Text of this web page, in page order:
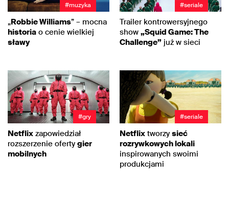
#muzyka
„Robbie Williams” – mocna
historia o cenie wielkiej
sławy
#seriale
Trailer kontrowersyjnego
show „Squid Game: The
Challenge” już w sieci
#gry
Netflix zapowiedział
rozszerzenie oferty gier
mobilnych
#seriale
Netflix tworzy sieć
rozrywkowych lokali
inspirowanych swoimi
produkcjami